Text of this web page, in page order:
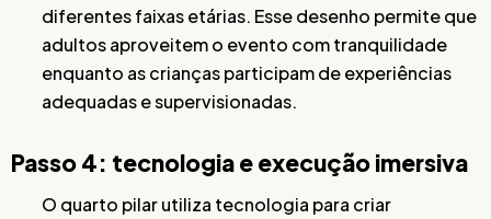
diferentes faixas etárias. Esse desenho permite que
adultos aproveitem o evento com tranquilidade
enquanto as crianças participam de experiências
adequadas e supervisionadas.
Passo 4: tecnologia e execução imersiva
O quarto pilar utiliza tecnologia para criar